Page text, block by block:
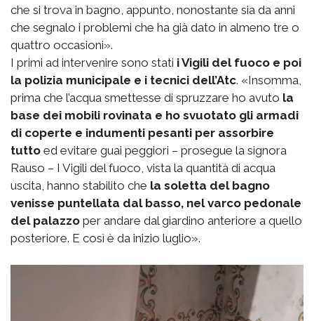
che si trova in bagno, appunto, nonostante sia da anni
che segnalo i problemi che ha già dato in almeno tre o
quattro occasioni».
I primi ad intervenire sono stati i Vigili del fuoco e poi
la polizia municipale e i tecnici dell’Atc. «Insomma,
prima che l’acqua smettesse di spruzzare ho avuto la
base dei mobili rovinata e ho svuotato gli armadi
di coperte e indumenti pesanti per assorbire
tutto ed evitare guai peggiori – prosegue la signora
Rauso – I Vigili del fuoco, vista la quantità di acqua
uscita, hanno stabilito che la soletta del bagno
venisse puntellata dal basso, nel varco pedonale
del palazzo per andare dal giardino anteriore a quello
posteriore. E così è da inizio luglio».